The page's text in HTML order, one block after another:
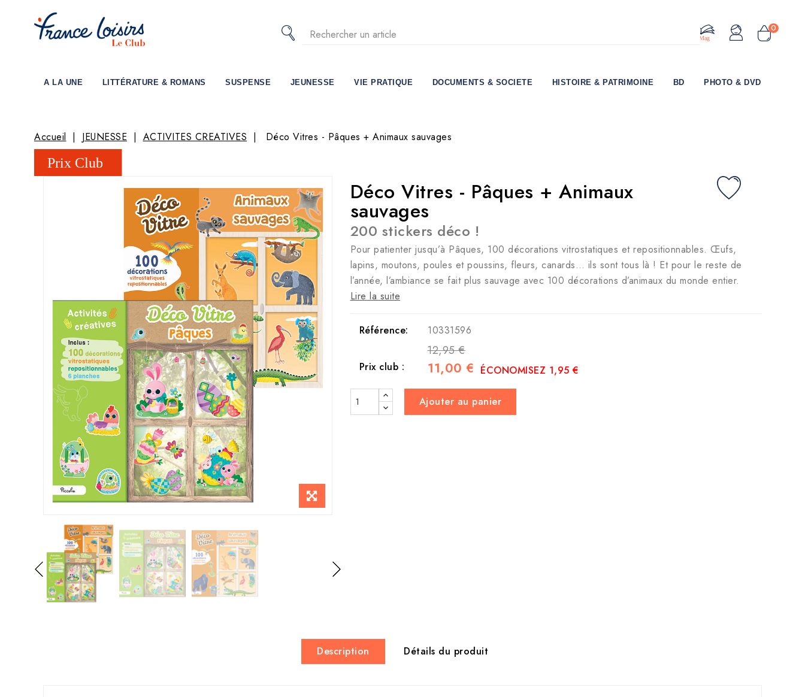
0
Le Mag
A LA UNE LITTÉRATURE & ROMANS SUSPENSE JEUNESSE VIE PRATIQUE DOCUMENTS & SOCIETE HISTOIRE & PATRIMOINE BD PHOTO & DVD
Accueil JEUNESSE ACTIVITES CREATIVES Déco Vitres - Pâques + Animaux sauvages
Déco Vitres - Pâques + Animaux
sauvages
200 stickers déco !
Pour patienter jusqu’à Pâques, 100 décorations vitrostatiques et repositionnables. Œufs,
lapins, moutons, poules et poussins, fleurs, canards… ils sont tous là ! Et pour le reste de
l’année, l’ambiance se fait plus sauvage avec 100 décorations d’animaux du monde entier.
Lire la suite
Référence: 10331596
12,95 €
Prix club : 11,00 € ÉCONOMISEZ 1,95 €
Ajouter au panier
Description Détails du produit